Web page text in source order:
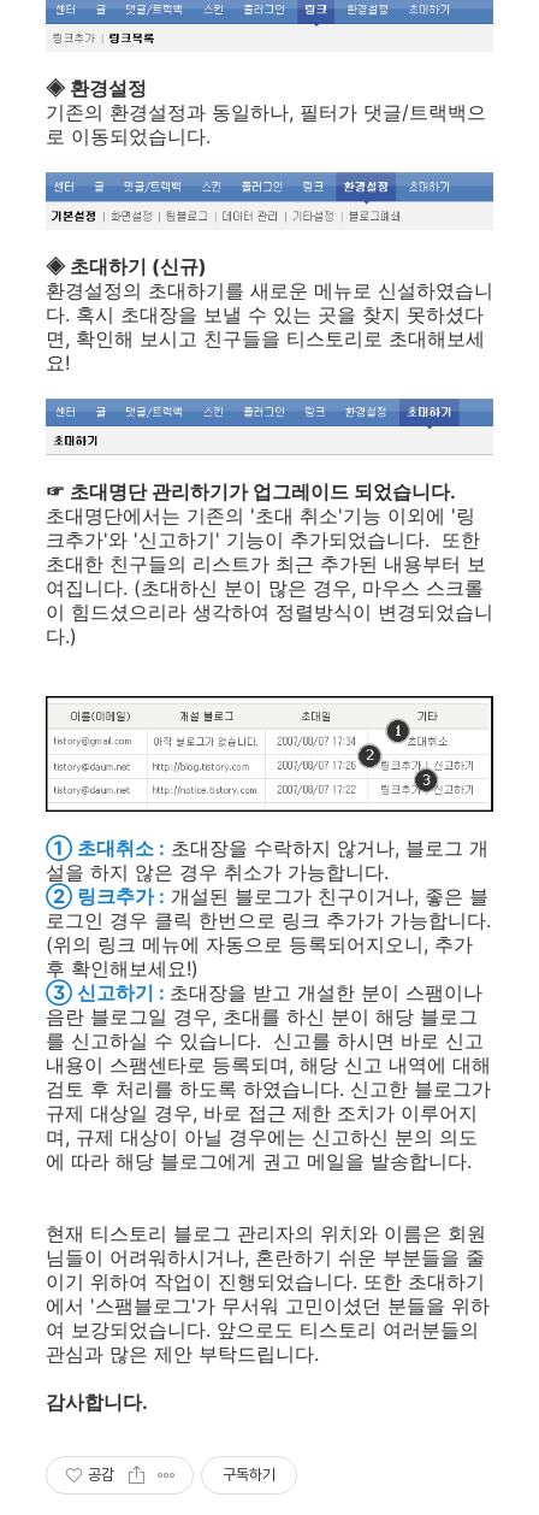
◈ 환경설정
기존의 환경설정과 동일하나, 필터가 댓글/트랙백으
로 이동되었습니다.
◈ 초대하기 (신규)
환경설정의 초대하기를 새로운 메뉴로 신설하였습니
다. 혹시 초대장을 보낼 수 있는 곳을 찾지 못하셨다
면, 확인해 보시고 친구들을 티스토리로 초대해보세
요!
☞ 초대명단 관리하기가 업그레이드 되었습니다.
초대명단에서는 기존의 '초대 취소'기능 이외에 '링
크추가'와 '신고하기' 기능이 추가되었습니다. 또한
초대한 친구들의 리스트가 최근 추가된 내용부터 보
여집니다. (초대하신 분이 많은 경우, 마우스 스크롤
이 힘드셨으리라 생각하여 정렬방식이 변경되었습니
다.)
① 초대취소 : 초대장을 수락하지 않거나, 블로그 개
설을 하지 않은 경우 취소가 가능합니다.
② 링크추가 : 개설된 블로그가 친구이거나, 좋은 블
로그인 경우 클릭 한번으로 링크 추가가 가능합니다.
(위의 링크 메뉴에 자동으로 등록되어지오니, 추가
후 확인해보세요!)
③ 신고하기 : 초대장을 받고 개설한 분이 스팸이나
음란 블로그일 경우, 초대를 하신 분이 해당 블로그
를 신고하실 수 있습니다. 신고를 하시면 바로 신고
내용이 스팸센타로 등록되며, 해당 신고 내역에 대해
검토 후 처리를 하도록 하였습니다. 신고한 블로그가
규제 대상일 경우, 바로 접근 제한 조치가 이루어지
며, 규제 대상이 아닐 경우에는 신고하신 분의 의도
에 따라 해당 블로그에게 권고 메일을 발송합니다.
현재 티스토리 블로그 관리자의 위치와 이름은 회원
님들이 어려워하시거나, 혼란하기 쉬운 부분들을 줄
이기 위하여 작업이 진행되었습니다. 또한 초대하기
에서 '스팸블로그'가 무서워 고민이셨던 분들을 위하
여 보강되었습니다. 앞으로도 티스토리 여러분들의
관심과 많은 제안 부탁드립니다.
감사합니다.
공감 구독하기